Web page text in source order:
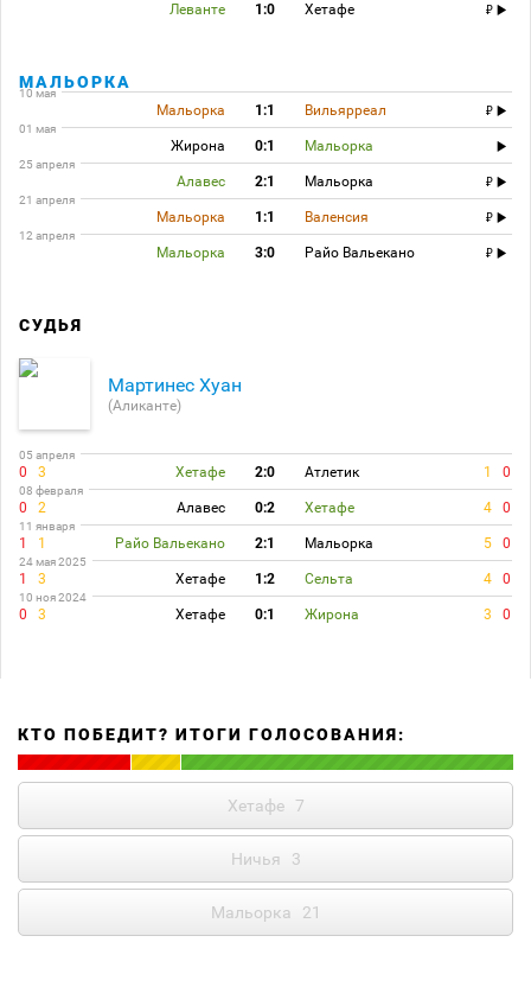
Леванте 1:0 Хетафе
МАЛЬОРКА
10 мая
Мальорка 1:1 Вильярреал
01 мая
Жирона 0:1 Мальорка
25 апреля
Алавес 2:1 Мальорка
21 апреля
Мальорка 1:1 Валенсия
12 апреля
Мальорка 3:0 Райо Вальекано
СУДЬЯ
Мартинес Хуан
(Аликанте)
05 апреля
0 3 Хетафе 2:0 Атлетик 1 0
08 февраля
0 2 Алавес 0:2 Хетафе 4 0
11 января
1 1 Райо Вальекано 2:1 Мальорка 5 0
24 мая 2025
1 3 Хетафе 1:2 Сельта 4 0
10 ноя 2024
0 3 Хетафе 0:1 Жирона 3 0
КТО ПОБЕДИТ? ИТОГИ ГОЛОСОВАНИЯ:
Хетафе 7
Ничья 3
Мальорка 21